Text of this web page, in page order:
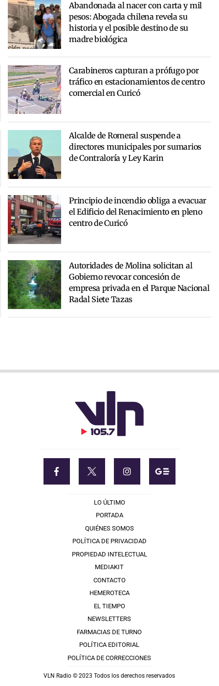
Abandonada al nacer con carta y mil
pesos: Abogada chilena revela su
historia y el posible destino de su
madre biológica
Carabineros capturan a prófugo por
tráfico en estacionamientos de centro
comercial en Curicó
Alcalde de Romeral suspende a
directores municipales por sumarios
de Contraloría y Ley Karin
Principio de incendio obliga a evacuar
el Edificio del Renacimiento en pleno
centro de Curicó
Autoridades de Molina solicitan al
Gobierno revocar concesión de
empresa privada en el Parque Nacional
Radal Siete Tazas
LO ÚLTIMO
PORTADA
QUIÉNES SOMOS
POLÍTICA DE PRIVACIDAD
PROPIEDAD INTELECTUAL
MEDIAKIT
CONTACTO
HEMEROTECA
EL TIEMPO
NEWSLETTERS
FARMACIAS DE TURNO
POLÍTICA EDITORIAL
POLÍTICA DE CORRECCIONES
VLN Radio © 2023 Todos los derechos reservados